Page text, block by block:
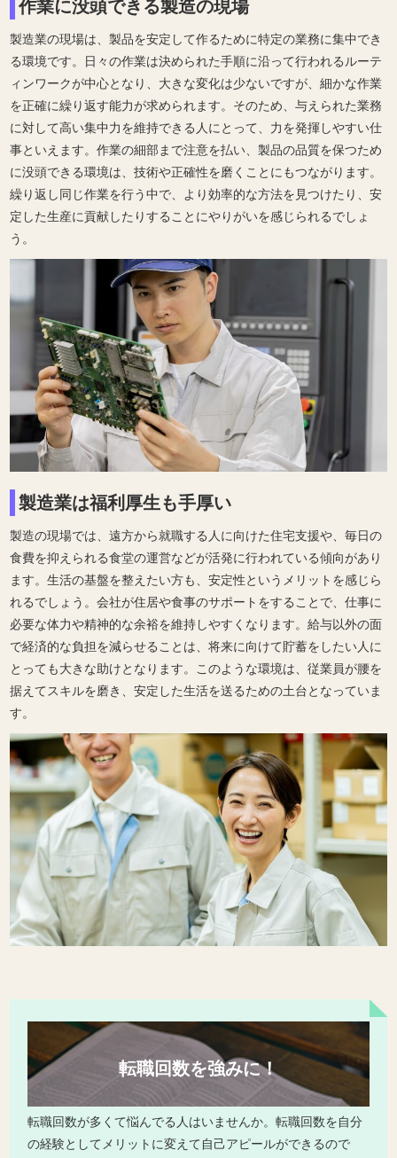
作業に没頭できる製造の現場
製造業の現場は、製品を安定して作るために特定の業務に集中でき
る環境です。日々の作業は決められた手順に沿って行われるルーテ
ィンワークが中心となり、大きな変化は少ないですが、細かな作業
を正確に繰り返す能力が求められます。そのため、与えられた業務
に対して高い集中力を維持できる人にとって、力を発揮しやすい仕
事といえます。作業の細部まで注意を払い、製品の品質を保つため
に没頭できる環境は、技術や正確性を磨くことにもつながります。
繰り返し同じ作業を行う中で、より効率的な方法を見つけたり、安
定した生産に貢献したりすることにやりがいを感じられるでしょ
う。
製造業は福利厚生も手厚い
製造の現場では、遠方から就職する人に向けた住宅支援や、毎日の
食費を抑えられる食堂の運営などが活発に行われている傾向があり
ます。生活の基盤を整えたい方も、安定性というメリットを感じら
れるでしょう。会社が住居や食事のサポートをすることで、仕事に
必要な体力や精神的な余裕を維持しやすくなります。給与以外の面
で経済的な負担を減らせることは、将来に向けて貯蓄をしたい人に
とっても大きな助けとなります。このような環境は、従業員が腰を
据えてスキルを磨き、安定した生活を送るための土台となっていま
す。
転職回数を強みに！
転職回数が多くて悩んでる人はいませんか。転職回数を自分
の経験としてメリットに変えて自己アピールができるので